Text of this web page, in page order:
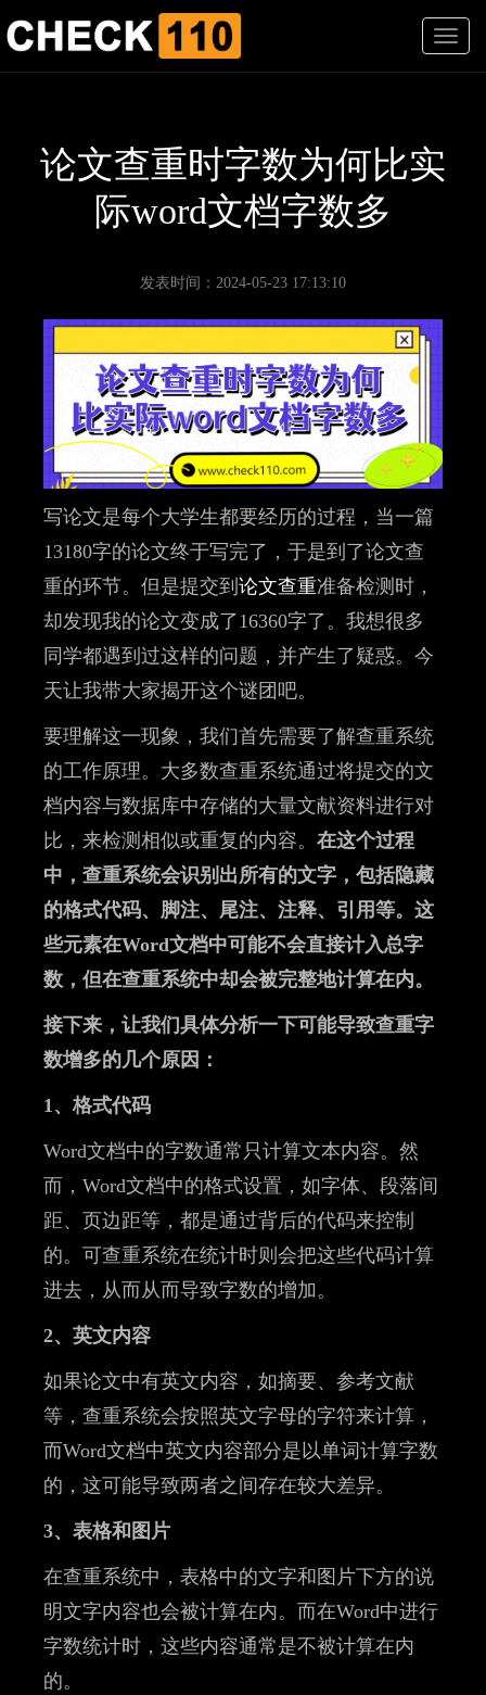
T
o
论文查重时字数为何比实
际word文档字数多
发表时间：2024-05-23 17:13:10
写论文是每个大学生都要经历的过程，当一篇
13180字的论文终于写完了，于是到了论文查
重的环节。但是提交到 论文查重准备检测时，
却发现我的论文变成了16360字了。我想很多
同学都遇到过这样的问题，并产生了疑惑。今
天让我带大家揭开这个谜团吧。
要理解这一现象，我们首先需要了解查重系统
的工作原理。大多数查重系统通过将提交的文
档内容与数据库中存储的大量文献资料进行对
比，来检测相似或重复的内容。 在这个过程
中，查重系统会识别出所有的文字，包括隐藏
的格式代码、脚注、尾注、注释、引用等。这
些元素在Word文档中可能不会直接计入总字
数，但在查重系统中却会被完整地计算在内。
接下来，让我们具体分析一下可能导致查重字
数增多的几个原因：
1、格式代码
Word文档中的字数通常只计算文本内容。然
而，Word文档中的格式设置，如字体、段落间
距、页边距等，都是通过背后的代码来控制
的。可查重系统在统计时则会把这些代码计算
进去，从而从而导致字数的增加。
2、英文内容
如果论文中有英文内容，如摘要、参考文献
等，查重系统会按照英文字母的字符来计算，
而Word文档中英文内容部分是以单词计算字数
的，这可能导致两者之间存在较大差异。
3、表格和图片
在查重系统中，表格中的文字和图片下方的说
明文字内容也会被计算在内。而在Word中进行
字数统计时，这些内容通常是不被计算在内
的。